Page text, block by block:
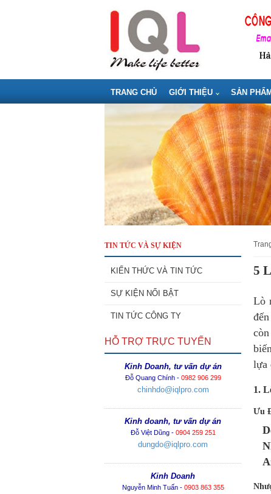
TRANG CHỦ GIỚI THIỆU SẢN PHẨM
TIN TỨC VÀ SỰ KIỆN
KIẾN THỨC VÀ TIN TỨC
SỰ KIỆN NỔI BẬT
TIN TỨC CÔNG TY
HỖ TRỢ TRỰC TUYẾN
Kinh Doanh, tư vấn dự án
Đỗ Quang Chính - 0982 906 299
chinhdo@iqlpro.com
Kinh doanh, tư vấn dự án
Đỗ Việt Dũng - 0904 259 251
dungdo@iqlpro.com
Kinh Doanh
Nguyễn Minh Tuấn - 0903 863 355
5
Lò
lựa
1.
Ưu